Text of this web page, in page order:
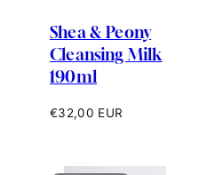
Shea & Peony
Cleansing Milk
190ml
Prix
€32,00 EUR